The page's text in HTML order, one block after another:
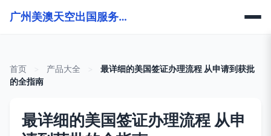
广州美澳天空出国服务有限公司
首页 产品大全
最详细的美国签证办理流程 从申请到获批
的全指南
最详细的美国签证办理流程 从申